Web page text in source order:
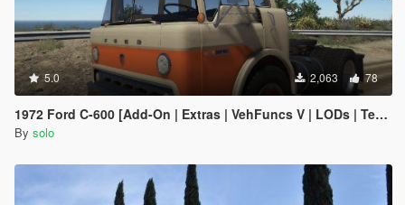
5.0 2,063 78
1972 Ford C-600 [Add-On | Extras | VehFuncs V | LODs | Template]
By solo